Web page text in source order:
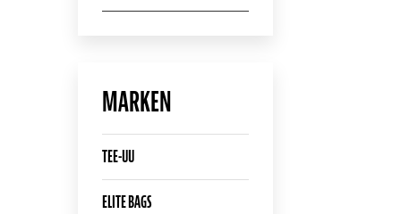
MARKEN
TEE-UU
ELITE BAGS